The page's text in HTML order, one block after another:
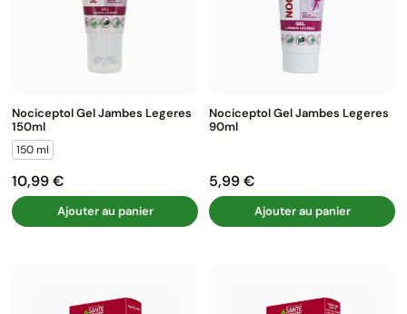
Nociceptol Gel Jambes Legeres
150ml
150 ml
Prix
10,99 €
Ajouter au panier
Nociceptol Gel Jambes Legeres
90ml
Prix
5,99 €
Ajouter au panier